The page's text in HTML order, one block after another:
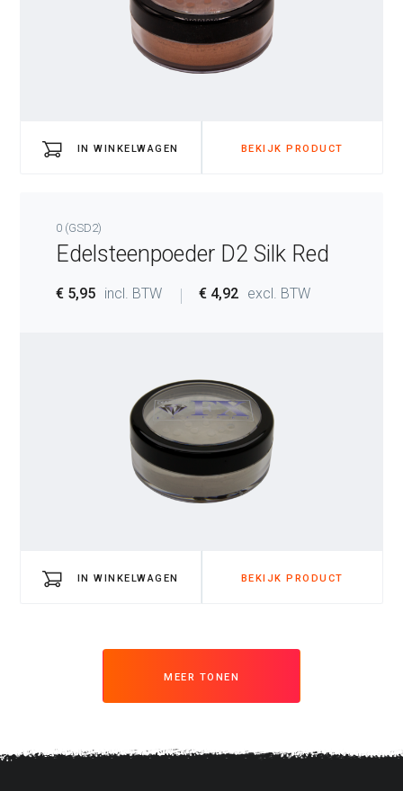
IN WINKELWAGEN BEKIJK PRODUCT
0 (GSD2)
Edelsteenpoeder D2 Silk Red
€ 5,95 incl. BTW € 4,92 excl. BTW
IN WINKELWAGEN BEKIJK PRODUCT
MEER TONEN